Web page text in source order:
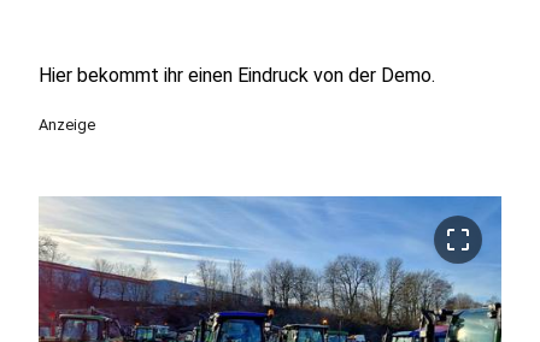
Hier bekommt ihr einen Eindruck von der Demo.
Anzeige
crop_free